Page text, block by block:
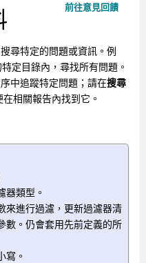
前往意見回饋
尋特定的問題或資訊。例
定目錄內，尋找所有問題。
中追蹤特定問題；請在搜尋
相關報告內找到它。
器類型。
來進行過濾，更新過濾器清
數。仍會套用先前定義的所
寫。